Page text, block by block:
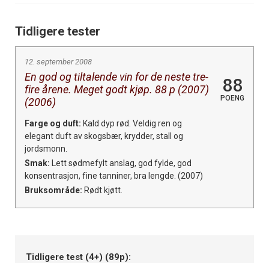
Tidligere tester
12. september 2008
En god og tiltalende vin for de neste tre-
fire årene. Meget godt kjøp. 88 p (2007)
(2006)
88
POENG
Farge og duft: Kald dyp rød. Veldig ren og
elegant duft av skogsbær, krydder, stall og
jordsmonn.
Smak: Lett sødmefylt anslag, god fylde, god
konsentrasjon, fine tanniner, bra lengde. (2007)
Bruksområde: Rødt kjøtt.
Tidligere test (4+) (89p):